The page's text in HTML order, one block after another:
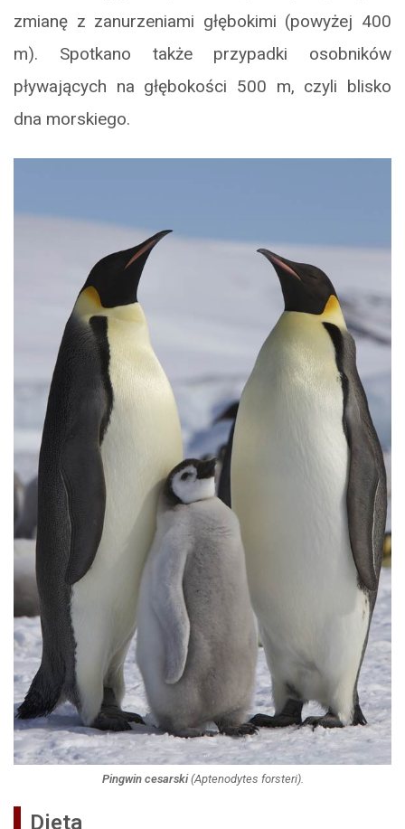
zmianę z zanurzeniami głębokimi (powyżej 400
m). Spotkano także przypadki osobników
pływających na głębokości 500 m, czyli blisko
dna morskiego.
Pingwin cesarski(Aptenodytes forsteri).
Dieta